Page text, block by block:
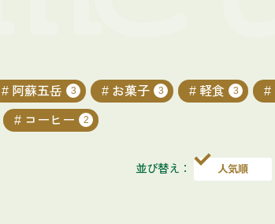
阿蘇五岳 3 お菓子 3 軽食 3
コーヒー 2
並び替え：